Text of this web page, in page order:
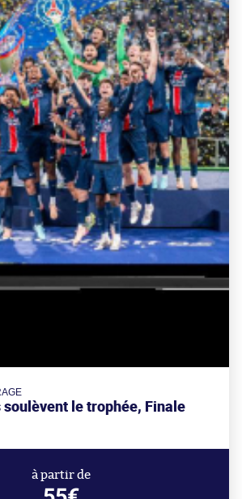
le trophée, Finale
à partir de